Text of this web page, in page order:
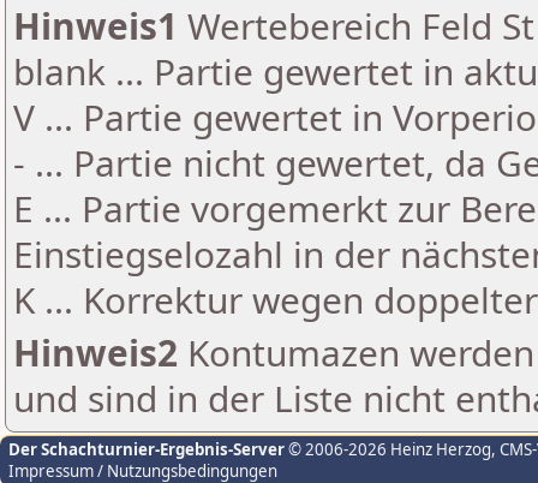
Hinweis1 Wertebereich Feld
blank ... Partie gewertet in
V ... Partie gewertet in
- ... Partie nicht gewertet, da
E ... Partie vorgemerkt zur
Einstiegselozahl in der
K ... Korrektur wegen
Hinweis2 Kontumazen
und sind in der Liste nicht
Der Schachturnier-Ergebnis-Server© 2006-2026 Heinz Herzog,
Impressum / Nutzungsbedingungen